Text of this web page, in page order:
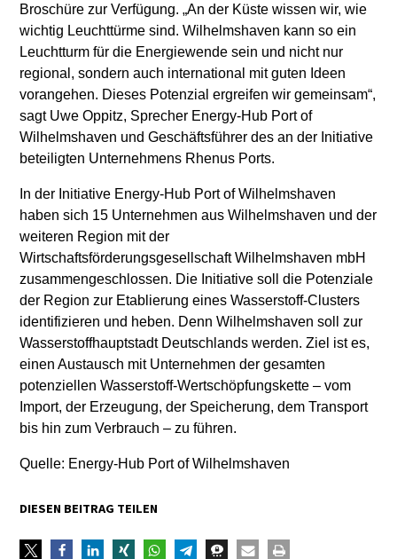
Broschüre zur Verfügung. „An der Küste wissen wir, wie
wichtig Leuchttürme sind. Wilhelmshaven kann so ein
Leuchtturm für die Energiewende sein und nicht nur
regional, sondern auch international mit guten Ideen
vorangehen. Dieses Potenzial ergreifen wir gemeinsam“,
sagt Uwe Oppitz, Sprecher Energy-Hub Port of
Wilhelmshaven und Geschäftsführer des an der Initiative
beteiligten Unternehmens Rhenus Ports.
In der Initiative Energy-Hub Port of Wilhelmshaven
haben sich 15 Unternehmen aus Wilhelmshaven und der
weiteren Region mit der
Wirtschaftsförderungsgesellschaft Wilhelmshaven mbH
zusammengeschlossen. Die Initiative soll die Potenziale
der Region zur Etablierung eines Wasserstoff-Clusters
identifizieren und heben. Denn Wilhelmshaven soll zur
Wasserstoffhauptstadt Deutschlands werden. Ziel ist es,
einen Austausch mit Unternehmen der gesamten
potenziellen Wasserstoff-Wertschöpfungskette – vom
Import, der Erzeugung, der Speicherung, dem Transport
bis hin zum Verbrauch – zu führen.
Quelle: Energy-Hub Port of Wilhelmshaven
DIESEN BEITRAG TEILEN